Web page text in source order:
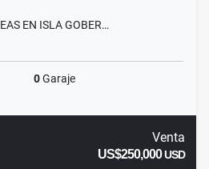
EN ISLA GOBER…
0Garaje
Venta
US$250,000USD